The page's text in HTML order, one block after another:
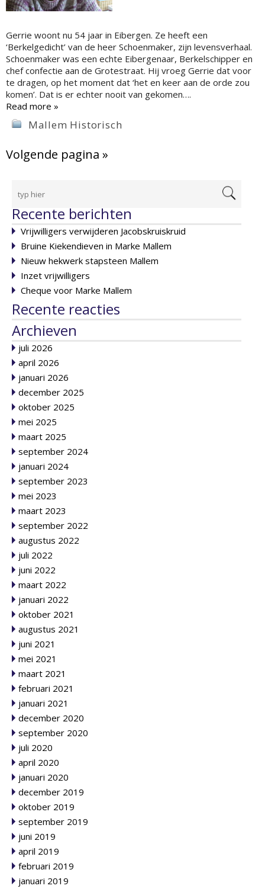
Gerrie woont nu 54 jaar in Eibergen. Ze heeft een
‘Berkelgedicht’ van de heer Schoenmaker, zijn levensverhaal.
Schoenmaker was een echte Eibergenaar, Berkelschipper en
chef confectie aan de Grotestraat. Hij vroeg Gerrie dat voor
te dragen, op het moment dat ‘het en keer aan de orde zou
komen’. Dat is er echter nooit van gekomen….
Read more »
Mallem Historisch
Volgende pagina »
Recente berichten
Vrijwilligers verwijderen Jacobskruiskruid
Bruine Kiekendieven in Marke Mallem
Nieuw hekwerk stapsteen Mallem
Inzet vrijwilligers
Cheque voor Marke Mallem
Recente reacties
Archieven
juli 2026
april 2026
januari 2026
december 2025
oktober 2025
mei 2025
maart 2025
september 2024
januari 2024
september 2023
mei 2023
maart 2023
september 2022
augustus 2022
juli 2022
juni 2022
maart 2022
januari 2022
oktober 2021
augustus 2021
juni 2021
mei 2021
maart 2021
februari 2021
januari 2021
december 2020
september 2020
juli 2020
april 2020
januari 2020
december 2019
oktober 2019
september 2019
juni 2019
april 2019
februari 2019
januari 2019